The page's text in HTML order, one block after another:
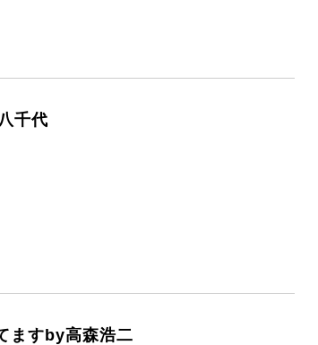
千代
ますby高森浩二